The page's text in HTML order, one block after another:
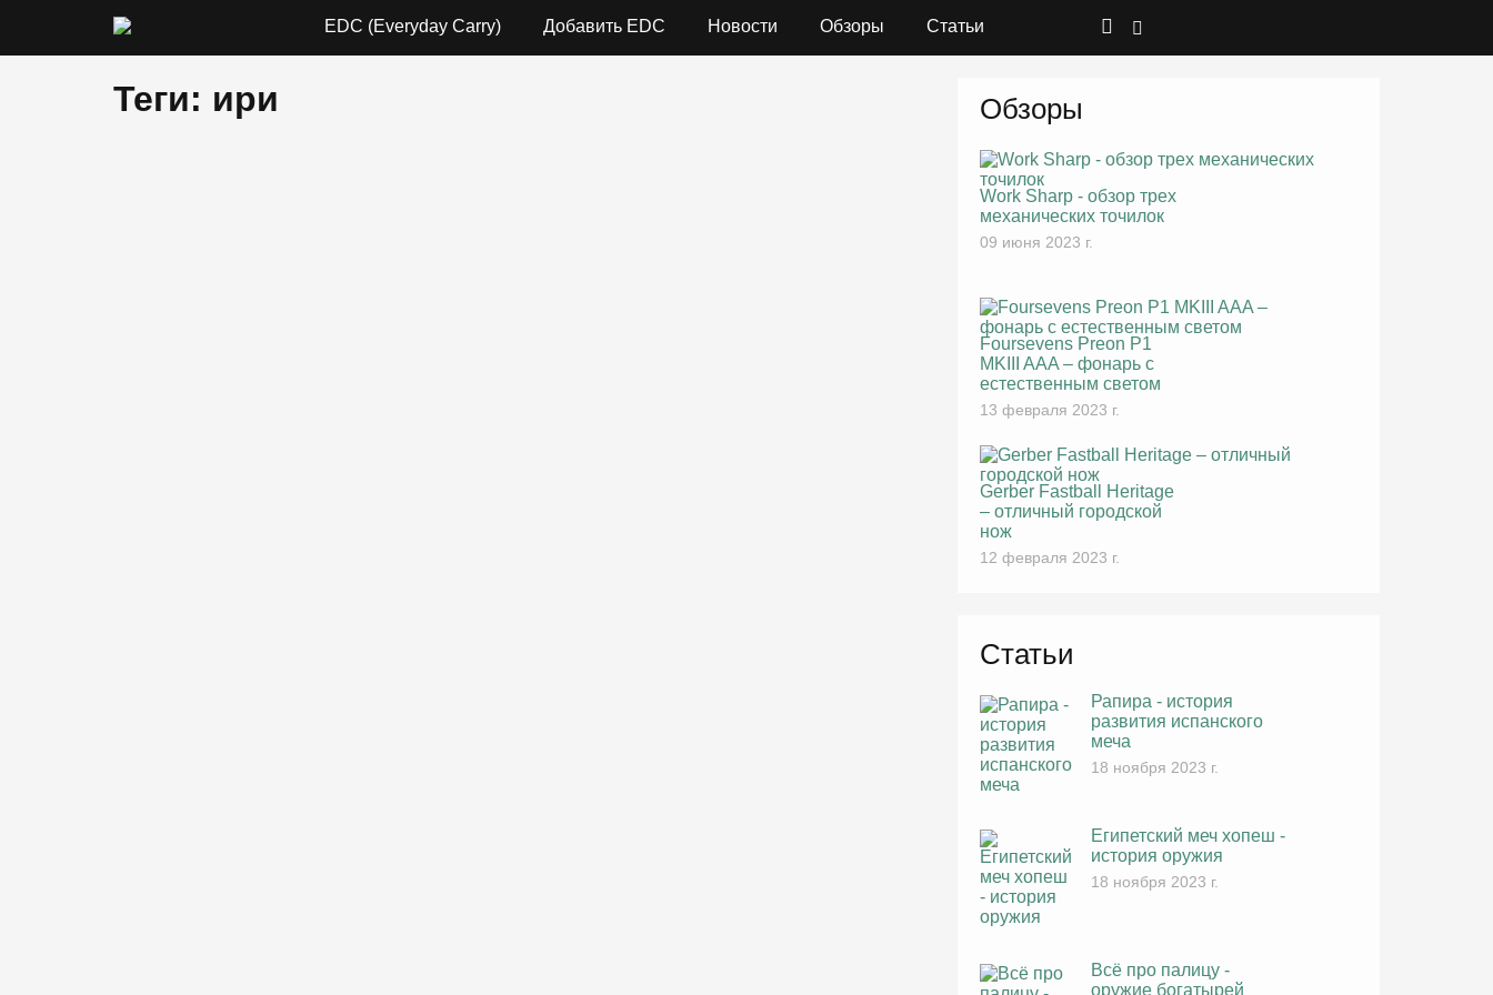
EDC (Everyday Carry) Добавить EDC Новости Обзоры Статьи
Теги: ири Обзоры
Work Sharp - обзор трех
механических точилок
09 июня 2023 г.
Foursevens Preon P1
MKIII AAA – фонарь с
естественным светом
13 февраля 2023 г.
Gerber Fastball Heritage
– отличный городской
нож
12 февраля 2023 г.
Статьи
Рапира - история
развития испанского
меча
18 ноября 2023 г.
Египетский меч хопеш -
история оружия
18 ноября 2023 г.
Всё про палицу -
оружие богатырей